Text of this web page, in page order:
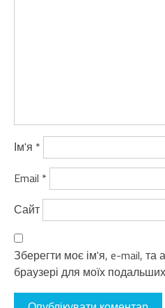
Ім'я *
Email *
Сайт
Зберегти моє ім'я, e-mail, та
браузері для моїх